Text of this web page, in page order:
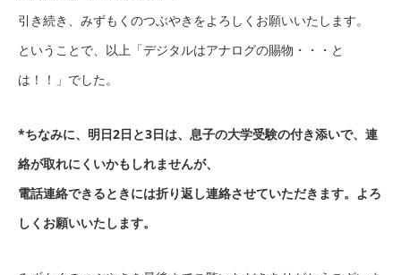
引き続き、みずもくのつぶやきをよろしくお願いいたします。
ということで、以上「デジタルはアナログの賜物・・・と
は！！」でした。
*ちなみに、明日2日と3日は、息子の大学受験の付き添いで、連
絡が取れにくいかもしれませんが、
電話連絡できるときには折り返し連絡させていただきます。よろ
しくお願いいたします。